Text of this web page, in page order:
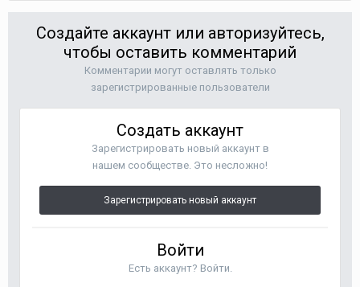
Создайте аккаунт или авторизуйтесь,
чтобы оставить комментарий
Комментарии могут оставлять только
зарегистрированные пользователи
Создать аккаунт
Зарегистрировать новый аккаунт в
нашем сообществе. Это несложно!
Зарегистрировать новый аккаунт
Войти
Есть аккаунт? Войти.